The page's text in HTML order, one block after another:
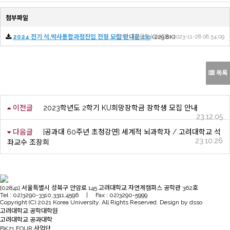
첨부파일
2024 전기 석.박사통합과정진입 전형 모집 안내문.zip (229.8K)
97회 다운로드 | DATE : 2023-11-28 08:54:09
목록
이전글
2023학년도 2학기 KU희망장학금 장학생 모집 안내
23.12.05
다음글
[공과대 60주년 초청강연] 세계적 뇌과학자 / 고려대학교 석
좌교수 조장희
23.10.26
[02841] 서울특별시 성북구 안암로 145 고려대학교 자연계캠퍼스 공학관 362호
Tel : 02)3290-3310,3311,4596 | Fax : 02)3290-5999
Copyright (C) 2021 Korea University. All Rights Reserved. Design by dsso
고려대학교 공학대학원
고려대학교 공과대학
BK21 FOUR 사업단